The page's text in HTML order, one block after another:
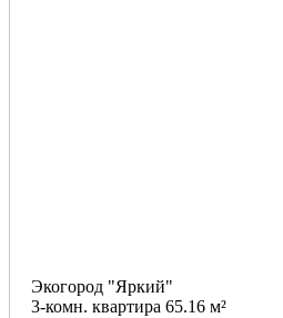
Экогород "Яркий"
3-комн. квартира 65.16 м²